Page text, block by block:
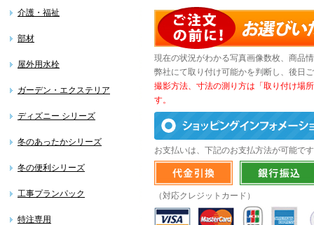
介護・福祉
部材
屋外用水栓
ガーデン・エクステリア
ディズニー シリーズ
冬のあったかシリーズ
冬の便利シリーズ
工事プランパック
特注専用
現在の状況がわかる写真画像数枚、商品
弊社にて取り付け可能かを判断し、後日
撮影方法、寸法の測り方は「取り付け場
す。
お支払いは、下記のお支払方法が可能で
（対応クレジットカード）